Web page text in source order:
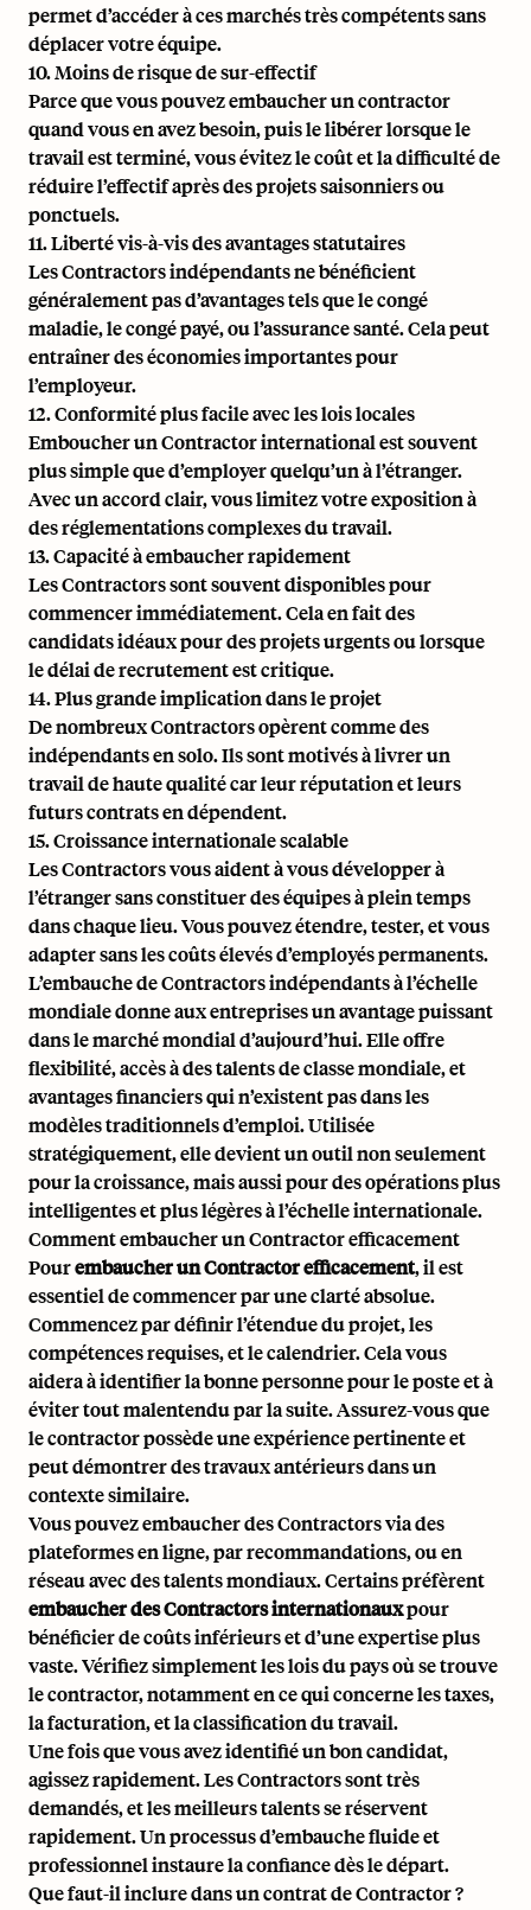
permet d’accéder à ces marchés très compétents sans
déplacer votre équipe.
10. Moins de risque de sur-effectif
Parce que vous pouvez embaucher un contractor
quand vous en avez besoin, puis le libérer lorsque le
travail est terminé, vous évitez le coût et la difficulté de
réduire l’effectif après des projets saisonniers ou
ponctuels.
11. Liberté vis-à-vis des avantages statutaires
Les Contractors indépendants ne bénéficient
généralement pas d’avantages tels que le congé
maladie, le congé payé, ou l’assurance santé. Cela peut
entraîner des économies importantes pour
l’employeur.
12. Conformité plus facile avec les lois locales
Emboucher un Contractor international est souvent
plus simple que d’employer quelqu’un à l’étranger.
Avec un accord clair, vous limitez votre exposition à
des réglementations complexes du travail.
13. Capacité à embaucher rapidement
Les Contractors sont souvent disponibles pour
commencer immédiatement. Cela en fait des
candidats idéaux pour des projets urgents ou lorsque
le délai de recrutement est critique.
14. Plus grande implication dans le projet
De nombreux Contractors opèrent comme des
indépendants en solo. Ils sont motivés à livrer un
travail de haute qualité car leur réputation et leurs
futurs contrats en dépendent.
15. Croissance internationale scalable
Les Contractors vous aident à vous développer à
l’étranger sans constituer des équipes à plein temps
dans chaque lieu. Vous pouvez étendre, tester, et vous
adapter sans les coûts élevés d’employés permanents.
L’embauche de Contractors indépendants à l’échelle
mondiale donne aux entreprises un avantage puissant
dans le marché mondial d’aujourd’hui. Elle offre
flexibilité, accès à des talents de classe mondiale, et
avantages financiers qui n’existent pas dans les
modèles traditionnels d’emploi. Utilisée
stratégiquement, elle devient un outil non seulement
pour la croissance, mais aussi pour des opérations plus
intelligentes et plus légères à l’échelle internationale.
Comment embaucher un Contractor efficacement
Pourembaucher un Contractor efficacement, il est
essentiel de commencer par une clarté absolue.
Commencez par définir l’étendue du projet, les
compétences requises, et le calendrier. Cela vous
aidera à identifier la bonne personne pour le poste et à
éviter tout malentendu par la suite. Assurez-vous que
le contractor possède une expérience pertinente et
peut démontrer des travaux antérieurs dans un
contexte similaire.
Vous pouvez embaucher des Contractors via des
plateformes en ligne, par recommandations, ou en
réseau avec des talents mondiaux. Certains préfèrent
embaucher des Contractors internationauxpour
bénéficier de coûts inférieurs et d’une expertise plus
vaste. Vérifiez simplement les lois du pays où se trouve
le contractor, notamment en ce qui concerne les taxes,
la facturation, et la classification du travail.
Une fois que vous avez identifié un bon candidat,
agissez rapidement. Les Contractors sont très
demandés, et les meilleurs talents se réservent
rapidement. Un processus d’embauche fluide et
professionnel instaure la confiance dès le départ.
Que faut-il inclure dans un contrat de Contractor ?